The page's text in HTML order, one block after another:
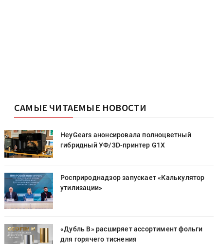
САМЫЕ ЧИТАЕМЫЕ НОВОСТИ
HeyGears анонсировала полноцветный
гибридный УФ/3D-принтер G1X
Росприроднадзор запускает «Калькулятор
утилизации»
«Дубль В» расширяет ассортимент фольги
для горячего тиснения